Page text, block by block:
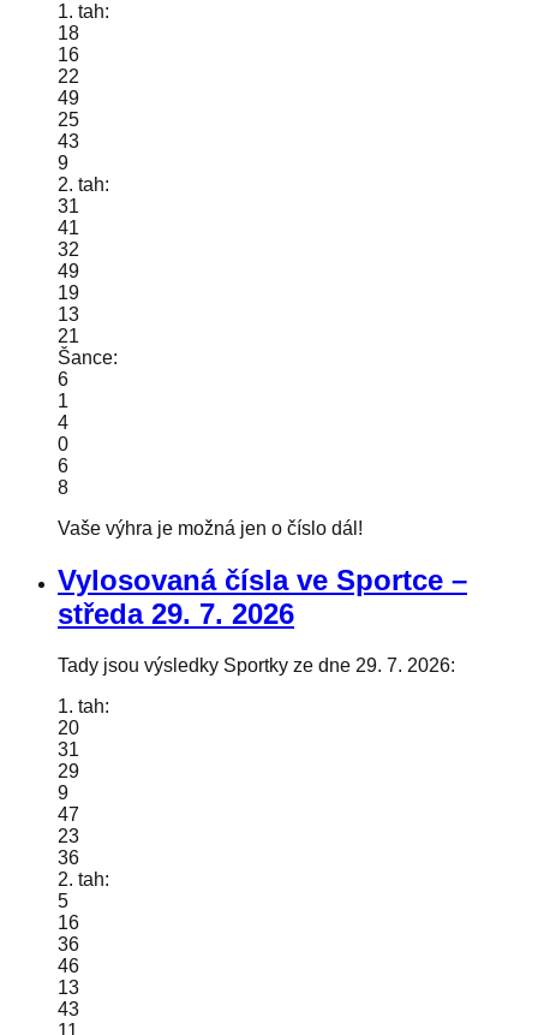
1. tah:
18
16
22
49
25
43
9
2. tah:
31
41
32
49
19
13
21
Šance:
6
1
4
0
6
8
Vaše výhra je možná jen o číslo dál!
Vylosovaná čísla ve Sportce –
středa 29. 7. 2026
Tady jsou výsledky Sportky ze dne 29. 7. 2026:
1. tah:
20
31
29
9
47
23
36
2. tah:
5
16
36
46
13
43